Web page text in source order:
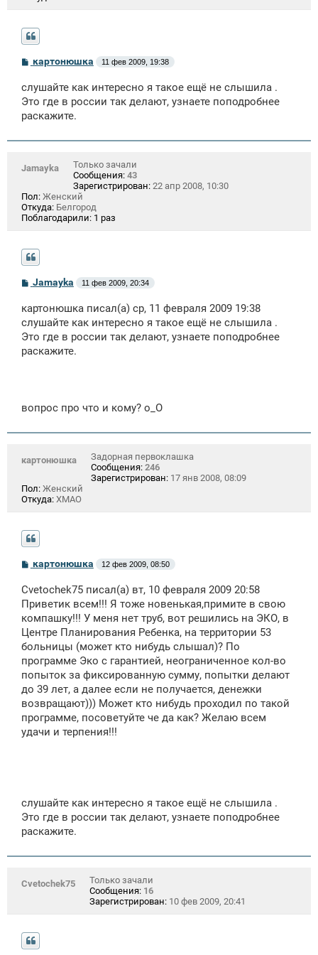
С
б
щ
н
е
картонюшка 11 фев 2009, 19:38
слушайте как интересно я такое ещё не слышила .
Это где в россии так делают, узнаете поподробнее
раскажите.
Jamayka
Только зачали
Сообщения: 43
Зарегистрирован: 22 апр 2008, 10:30
Пол: Женский
Откуда: Белгород
Поблагодарили: 1 раз
б
щ
е
н
и
Jamayka 11 фев 2009, 20:34
картонюшка писал(а) ср, 11 февраля 2009 19:38
слушайте как интересно я такое ещё не слышила .
Это где в россии так делают, узнаете поподробнее
раскажите.
вопрос про что и кому? о_О
картонюшка
Задорная первоклашка
Сообщения: 246
Зарегистрирован: 17 янв 2008, 08:09
Пол: Женский
Откуда: ХМАО
С
б
щ
е
н
и
картонюшка 12 фев 2009, 08:50
Cvetochek75 писал(а) вт, 10 февраля 2009 20:58
Приветик всем!!! Я тоже новенькая,примите в свою
компашку!!! У меня нет труб, вот решились на ЭКО, в
Центре Планирования Ребенка, на территории 53
больницы (может кто нибудь слышал)? По
программе Эко с гарантией, неограниченное кол-во
попыток за фиксированную сумму, попытки делают
до 39 лет, а далее если не получается, денежки
возвращают))) Может кто нибудь проходил по такой
программе, посоветуйте че да как? Желаю всем
удачи и терпения!!!
слушайте как интересно я такое ещё не слышила .
Это где в россии так делают, узнаете поподробнее
раскажите.
Cvetochek75
Только зачали
Сообщения: 16
Зарегистрирован: 10 фев 2009, 20:41